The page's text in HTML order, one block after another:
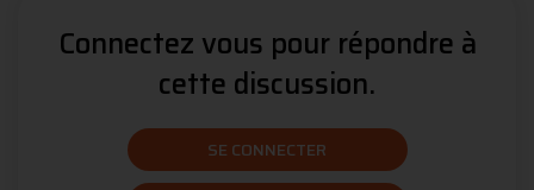
Connectez vous pour répondre à
cette discussion.
SE CONNECTER